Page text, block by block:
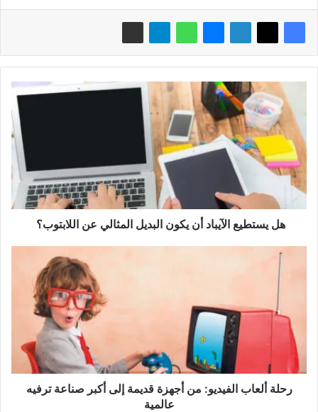
يستطيع
الآيباد
أن
يكون
البديل
المثالي
عن
اللابتوب؟
هل يستطيع الآيباد أن يكون البديل المثالي عن اللابتوب؟
أجهزة
قديمة
إلى
أكبر
صناعة
ترفيهرحلة ألعاب الفيديو: من أجهزة قديمة إلى أكبر صناعة ترفيه
عالمية